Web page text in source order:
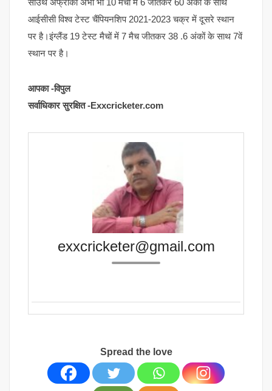
आईसीसी विश्व टेस्ट चैंपियनशिप 2021-2023 चक्र में दूसरे स्थान
पर है।इंग्लैंड 19 टेस्ट मैचों में 7 मैच जीतकर 38 .6 अंकों के साथ 7वें
स्थान पर है।
आपका -विपुल
सर्वाधिकार सुरक्षित -Exxcricketer.com
exxcricketer@gmail.com
Spread the love